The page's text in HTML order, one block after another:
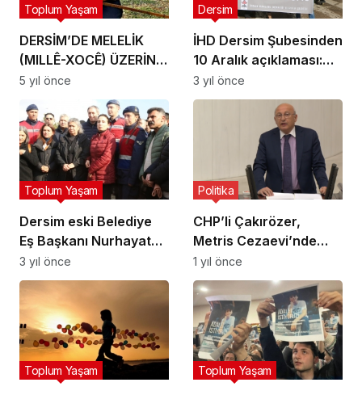
DERSİM’DE MELELİK
(MILLÊ-XOCÊ) ÜZERİNE
BİR DENEME
Toplum Yaşam
5 yıl önce
İHD Dersim Şubesinden
10 Aralık açıklaması:
Hak ihlalleri artarak
sürüyor
Dersim
3 yıl önce
Dersim eski Belediye
Eş Başkanı Nurhayat
Altun ağabeyinin
cenazesine katıldı
Toplum Yaşam
3 yıl önce
CHP’li Çakırözer,
Metris Cezaevi’nde
ziyaret ettiği
öğrencilerin
mesajlarını paylaştı
Politika
1 yıl önce
Toplum Yaşam Toplum Yaşam